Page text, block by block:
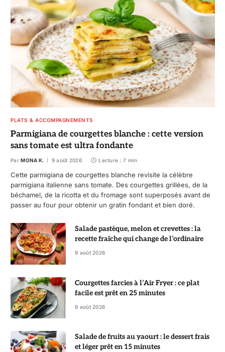
PLATS & ACCOMPAGNEMENTS
Parmigiana de courgettes blanche : cette version
sans tomate est ultra fondante
Par MONA K. 9 août 2026 Lecture : 7 min
Cette parmigiana de courgettes blanche revisite la célèbre
parmigiana italienne sans tomate. Des courgettes grillées, de la
béchamel, de la ricotta et du fromage sont superposés avant de
passer au four pour obtenir un gratin fondant et bien doré.
Salade pastèque, melon et crevettes : la
recette fraîche qui change de l’ordinaire
9 août 2026
Courgettes farcies à l’Air Fryer : ce plat
facile est prêt en 25 minutes
9 août 2026
Salade de fruits au yaourt : le dessert frais
et léger prêt en 15 minutes